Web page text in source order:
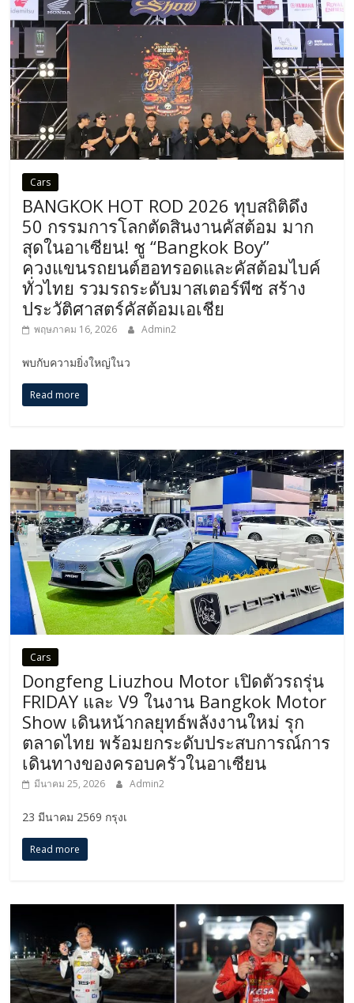
Cars
BANGKOK HOT ROD 2026 ทุบสถิติดึง
50 กรรมการโลกตัดสินงานคัสต้อม มาก
สุดในอาเซียน! ชู “Bangkok Boy”
ควงแขนรถยนต์ฮอทรอดและคัสต้อมไบค์
ทั่วไทย รวมรถระดับมาสเตอร์พีซ สร้าง
ประวัติศาสตร์คัสต้อมเอเชีย
พฤษภาคม 16, 2026 Admin2
พบกับความยิ่งใหญ่ในว
Read more
Cars
Dongfeng Liuzhou Motor เปิดตัวรถรุ่น
FRIDAY และ V9 ในงาน Bangkok Motor
Show เดินหน้ากลยุทธ์พลังงานใหม่ รุก
ตลาดไทย พร้อมยกระดับประสบการณ์การ
เดินทางของครอบครัวในอาเซียน
มีนาคม 25, 2026 Admin2
23 มีนาคม 2569 กรุงเ
Read more